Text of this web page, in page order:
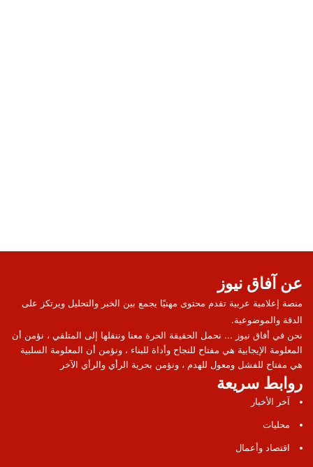
عن آفاق نيوز
منصة إعلامية عربية تقدم محتوى مهنيًا يجمع بين الخبر والتحليل ويرتكز على
الدقة والموضوعية.
نحن في أفاق نيوز ... نحمل الحقيقة الحرة معنا وننقلها إلى المتلقي ، نؤمن أن
المعلومة الإيجابية هي مفتاح للنجاح وأداة للبناء ، ونؤمن أن المعلومة السلبية
هي مفتاح للفشل ومعول للهدم ، ونؤمن بحرية الرأي والرأي الآخر
روابط سريعة
آخر الأخبار
محليات
اقتصاد وأعمال